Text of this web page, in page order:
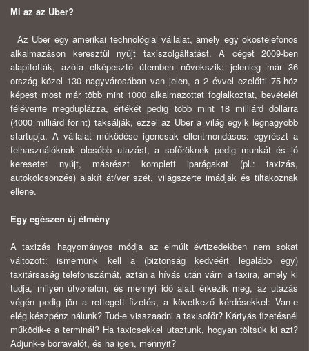
Mi az az Uber?
Az Uber egy amerikai technológiai vállalat, amely egy okostelefonos
alkalmazáson keresztül nyújt taxiszolgáltatást. A céget 2009-ben
alapították, azóta elképesztő ütemben növekszik: jelenleg már 36
ország közel 130 nagyvárosában van jelen, a 2 évvel ezelőtti 75-höz
képest most már több mint 1000 alkalmazottat foglalkoztat, bevételét
félévente megduplázza, értékét pedig több mint 18 milliárd dollárra
(4000 milliárd forint) taksálják, ezzel az Uber a világ egyik legnagyobb
startupja. A vállalat működése igencsak ellentmondásos: egyrészt a
felhasználóknak olcsóbb utazást, a sofőröknek pedig munkát és jó
keresetet nyújt, másrészt komplett iparágakat (pl.: taxizás,
autókölcsönzés) alakít át/ver szét, világszerte imádják és tiltakoznak
ellene.
Egy egészen új élmény
A taxizás hagyományos módja az elmúlt évtizedekben nem sokat
változott: ismernünk kell a (biztonság kedvéért legalább egy)
taxitársaság telefonszámát, aztán a hívás után várni a taxira, amely ki
tudja, milyen útvonalon, és mennyi idő alatt érkezik meg, az utazás
végén pedig jön a rettegett fizetés, a következő kérdésekkel: Van-e
elég készpénz nálunk? Tud-e visszaadni a taxisofőr? Kártyás fizetésnél
működik-e a terminál? Ha taxicsekkel utaztunk, hogyan töltsük ki azt?
Adjunk-e borravalót, és ha igen, mennyit?